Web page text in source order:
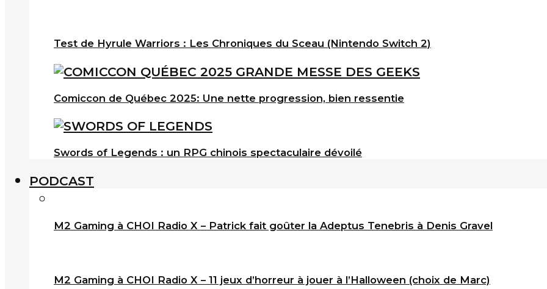
Test de Hyrule Warriors : Les Chroniques du Sceau (Nintendo Switch 2)
Comiccon de Québec 2025: Une nette progression, bien ressentie
Swords of Legends : un RPG chinois spectaculaire dévoilé
PODCAST
M2 Gaming à CHOI Radio X – Patrick fait goûter la Adeptus Tenebris à Denis Gravel
M2 Gaming à CHOI Radio X – 11 jeux d’horreur à jouer à l’Halloween (choix de Marc)